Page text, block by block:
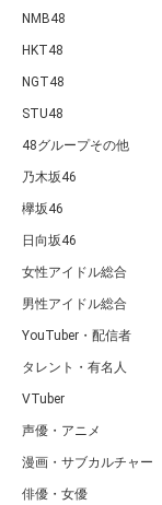
NMB48
HKT48
NGT48
STU48
48グループその他
乃木坂46
欅坂46
日向坂46
女性アイドル総合
男性アイドル総合
YouTuber・配信者
タレント・有名人
VTuber
声優・アニメ
漫画・サブカルチャー
俳優・女優